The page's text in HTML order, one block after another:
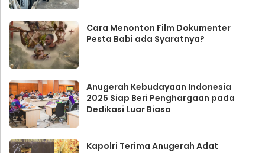
Cara Menonton Film Dokumenter
Pesta Babi ada Syaratnya?
Anugerah Kebudayaan Indonesia
2025 Siap Beri Penghargaan pada
Dedikasi Luar Biasa
Kapolri Terima Anugerah Adat